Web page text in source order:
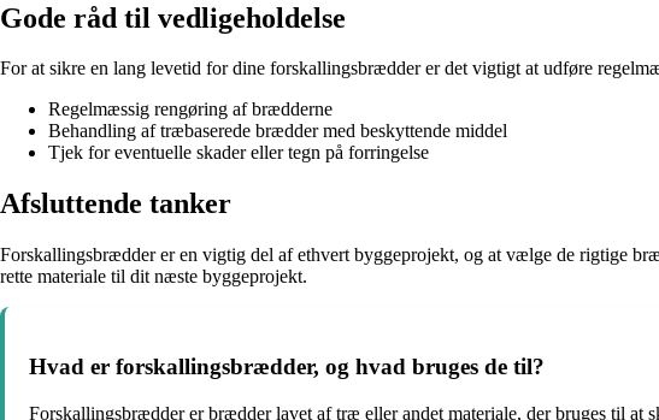
Gode råd til vedligeholdelse
For at sikre en lang levetid for dine forskallingsbrædder er det vigtigt at udføre
Regelmæssig rengøring af brædderne
Behandling af træbaserede brædder med beskyttende middel
Tjek for eventuelle skader eller tegn på forringelse
Afsluttende tanker
Forskallingsbrædder er en vigtig del af ethvert byggeprojekt, og at vælge de rigtige
rette materiale til dit næste byggeprojekt.
Hvad er forskallingsbrædder, og hvad bruges de til?
Forskallingsbrædder er brædder lavet af træ eller andet materiale, der bruges til